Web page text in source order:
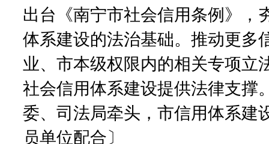
出台《南宁市社会信用条例》，
体系建设的法治基础。推动更多
业、市本级权限内的相关专项立
社会信用体系建设提供法律支撑
委、司法局牵头，市信用体系建
员单位配合〕